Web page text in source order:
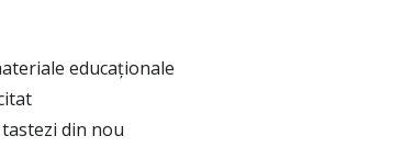
educaționale
din nou